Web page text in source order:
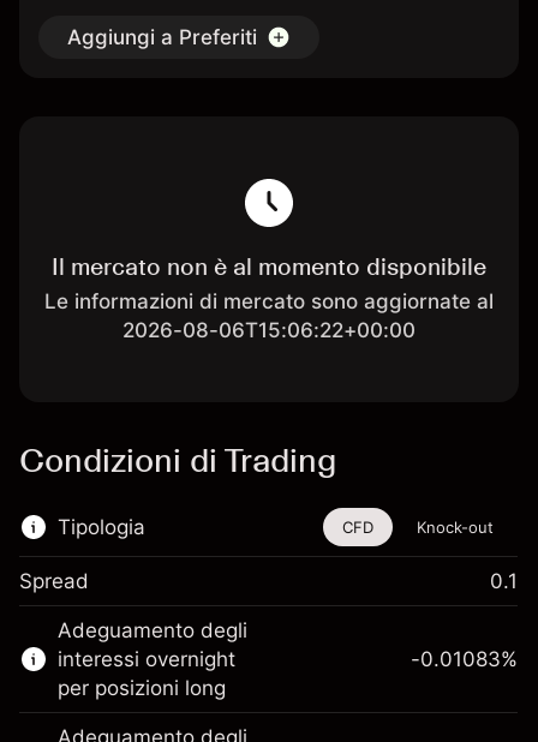
Aggiungi a Preferiti
Il mercato non è al momento disponibile
Le informazioni di mercato sono aggiornate al
2026-08-06T15:06:22+00:00
Condizioni di Trading
Tipologia
Questo strumento finanziario è disponibile
per il trading di CFD e knock-out.
Scopri di più su:
CFD
CFD Knock-out
Spread 0.1
Adeguamento degli
interessi overnight
per posizioni long
-0.01083%
Adeguamento degli